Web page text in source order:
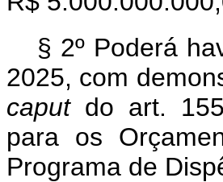
§ 2º Poderá
2025, com
caputdo art.
para os
Programa de